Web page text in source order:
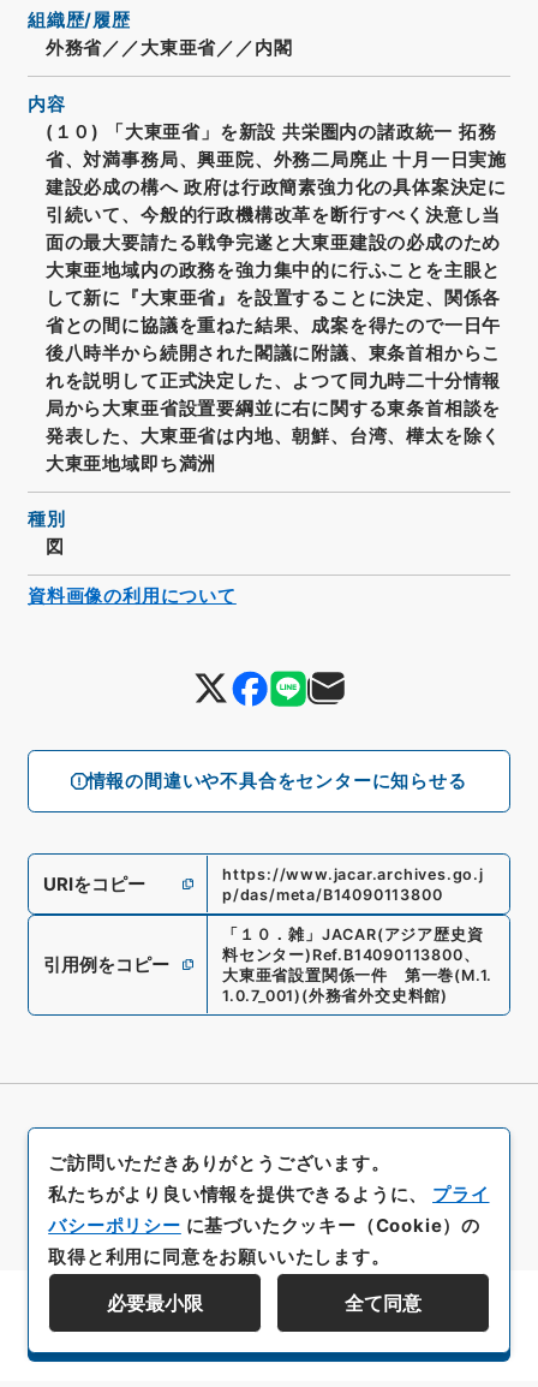
情報の間違いや不具合をセンターに知らせる
組織歴/履歴
外務省／／大東亜省／／内閣
内容
(１０) 「大東亜省」を新設 共栄圏内の諸政統一 拓務
省、対満事務局、興亜院、外務二局廃止 十月一日実施
建設必成の構へ 政府は行政簡素強力化の具体案決定に
引続いて、今般的行政機構改革を断行すべく決意し当
面の最大要請たる戦争完遂と大東亜建設の必成のため
大東亜地域内の政務を強力集中的に行ふことを主眼と
して新に『大東亜省』を設置することに決定、関係各
省との間に協議を重ねた結果、成案を得たので一日午
後八時半から続開された閣議に附議、東条首相からこ
れを説明して正式決定した、よつて同九時二十分情報
局から大東亜省設置要綱並に右に関する東条首相談を
発表した、大東亜省は内地、朝鮮、台湾、樺太を除く
大東亜地域即ち満洲
種別
図
URIをコピー
https://www.jacar.archives.go.j
p/das/meta/B14090113800
引用例をコピー
「 １０．雑」 JACAR(アジア歴史資
料センター) Ref. B14090113800、
大東亜省設置関係一件 第一巻(M.1.
1.0.7_001) (外務省外交史料館)
資料画像の利用について
資料群階層を表示する
ご訪問いただきありがとうございます。
私たちがより良い情報を提供できるように、 プライ
バシーポリシー に基づいたクッキー（Cookie）の
取得と利用に同意をお願いいたします。
必要最小限 全て同意